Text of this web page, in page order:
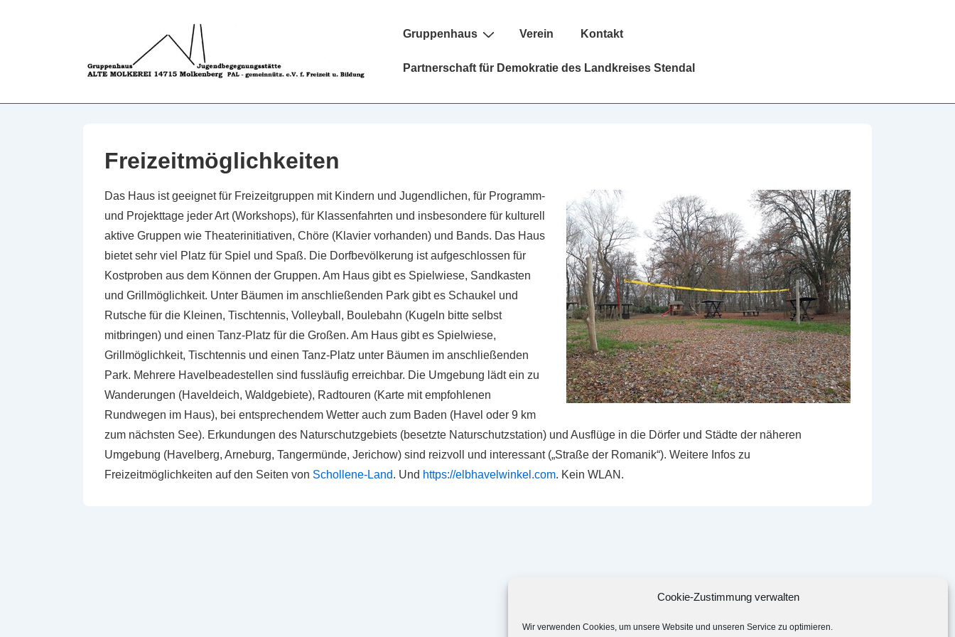
Cookie-Zustimmung verwalten
Wir verwenden Cookies, um unsere Website und unseren Service zu optimieren.
Hauptnavigation
Gruppenhaus Verein Kontakt
Partnerschaft für Demokratie des Landkreises Stendal
Freizeitmöglichkeiten
Das Haus ist geeignet für Freizeitgruppen mit Kindern und Jugendlichen, für Programm-
und Projekttage jeder Art (Workshops), für Klassenfahrten und insbesondere für kulturell
aktive Gruppen wie Theaterinitiativen, Chöre (Klavier vorhanden) und Bands. Das Haus
bietet sehr viel Platz für Spiel und Spaß. Die Dorfbevölkerung ist aufgeschlossen für
Kostproben aus dem Können der Gruppen. Am Haus gibt es Spielwiese, Sandkasten
und Grillmöglichkeit. Unter Bäumen im anschließenden Park gibt es Schaukel und
Rutsche für die Kleinen, Tischtennis, Volleyball, Boulebahn (Kugeln bitte selbst
mitbringen) und einen Tanz-Platz für die Großen. Am Haus gibt es Spielwiese,
Grillmöglichkeit, Tischtennis und einen Tanz-Platz unter Bäumen im anschließenden
Park. Mehrere Havelbeadestellen sind fussläufig erreichbar. Die Umgebung lädt ein zu
Wanderungen (Haveldeich, Waldgebiete), Radtouren (Karte mit empfohlenen
Rundwegen im Haus), bei entsprechendem Wetter auch zum Baden (Havel oder 9 km
zum nächsten See). Erkundungen des Naturschutzgebiets (besetzte Naturschutzstation) und Ausflüge in die Dörfer und Städte der näheren
Umgebung (Havelberg, Arneburg, Tangermünde, Jerichow) sind reizvoll und interessant („Straße der Romanik“). Weitere Infos zu
Freizeitmöglichkeiten auf den Seiten von Schollene-Land. Und https://elbhavelwinkel.com. Kein WLAN.